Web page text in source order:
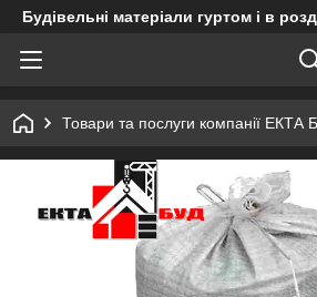
Будівельні матеріали гуртом і в
Товари та послуги компанії ЕКТА